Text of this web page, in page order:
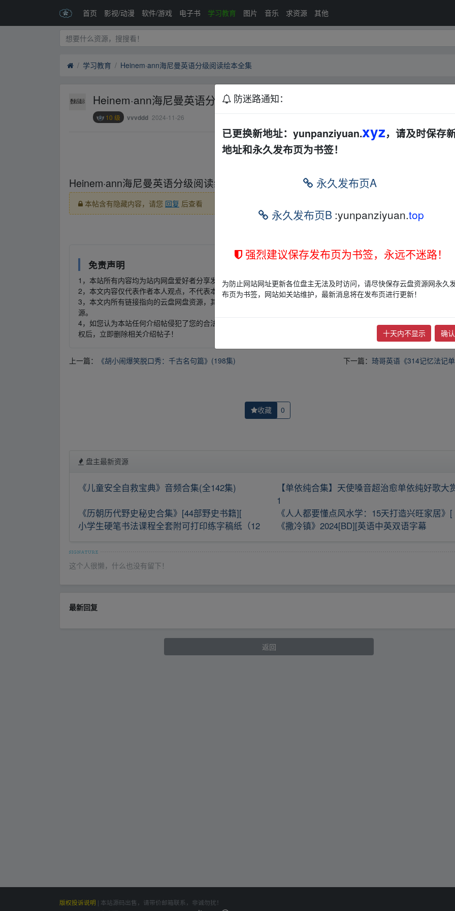
首页 影视/动漫 软件/游戏 电子书 学习教育 图片 音乐 求资源 其他
学习教育 Heinem·ann海尼曼英语分级阅读绘本全集
Heinem·ann海尼曼英语分级阅读绘本全集
10 级 vvvddd 2024-11-26
Heinem·ann海尼曼英语分级阅读绘本全集
本帖含有隐藏内容，请您 回复 后查看
免责声明
1，本站所有内容均为站内网盘爱好者分享发布的网盘链接介绍展示帖子，本站不存储任何实质资源数据。
2，本文内容仅代表作者本人观点，不代表本网站立场，作者文责自负。
3，本文内所有链接指向的云盘网盘资源，其版权归版权方所有！其实际管理权为帖子发布者所有，本站无法操作相关资
源。
4，如您认为本站任何介绍帖侵犯了您的合法版权，请点击
进行投诉，我们将在确认本文链接指向的资源存在
权后，立即删除相关介绍帖子！
上一篇： 《胡小闹爆笑脱口秀：千古名句篇》(198集) 下一篇： 琦哥英语《314记忆法记单
收藏 0
盘主最新资源
《儿童安全自救宝典》音频合集(全142集)
【单依纯合集】天使嗓音超治愈单依纯好歌大
1
《历朝历代野史秘史合集》[44部野史书籍][
《人人都要懂点风水学：15天打造兴旺家居》[
小学生硬笔书法课程全套附可打印练字稿纸（12
《撒冷镇》2024[BD][英语中英双语字幕
这个人很懒，什么也没有留下！
最新回复
返回
版权投诉说明 | 本站源码出售，请带价邮箱联系，非诚勿扰！
防迷路通知：
已更换新地址：yunpanziyuan.xyz，请及时保存
地址和永久发布页为书签！
永久发布页A
永久发布页B :yunpanziyuan.top
强烈建议保存发布页为书签，永远不迷路！
为防止网站网址更新各位盘主无法及时访问，请尽快保存云盘资源网永久
布页为书签，网站如关站维护，最新消息将在发布页进行更新！
十天内不显示 确认